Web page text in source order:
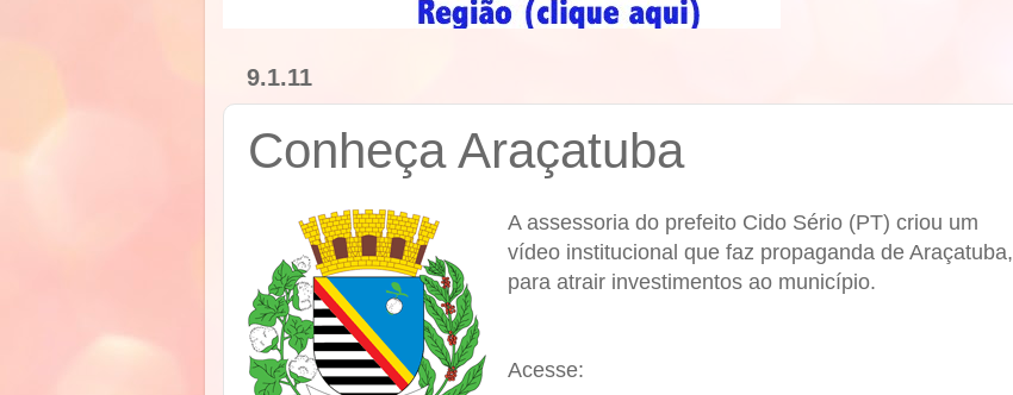
9.1.11
Conheça Araçatuba
A assessoria do prefeito Cido Sério (PT) criou um
vídeo institucional que faz propaganda de Araçatuba,
para atrair investimentos ao município.
Acesse: